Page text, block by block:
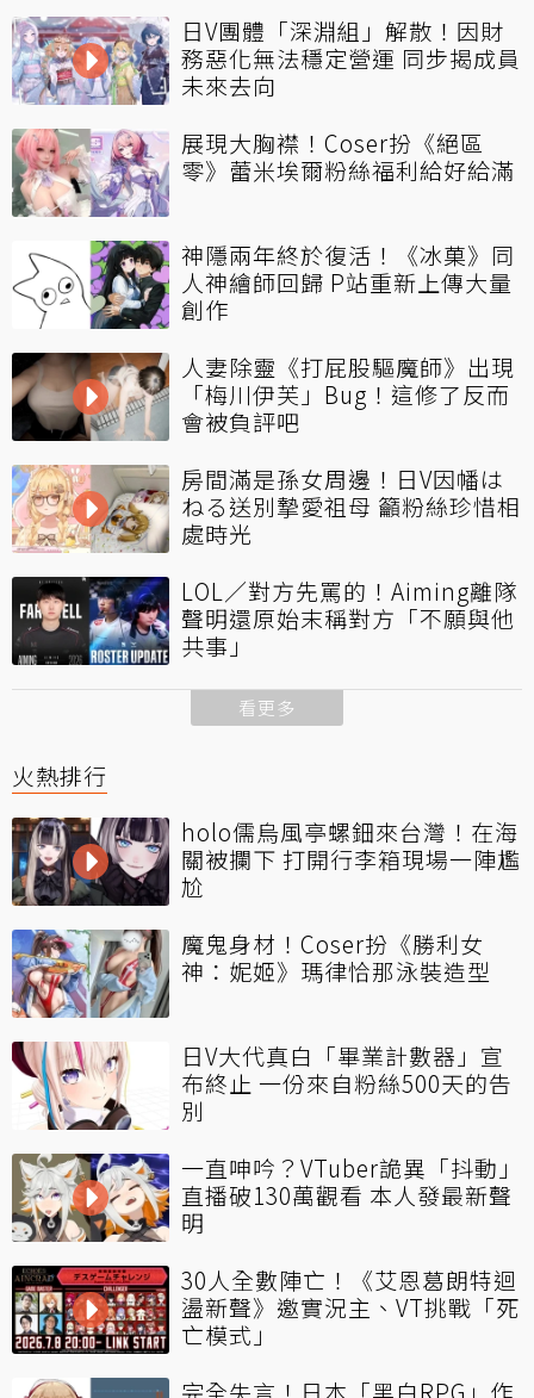
日V團體「深淵組」解散！因財
務惡化無法穩定營運 同步揭成員
未來去向
展現大胸襟！Coser扮《絕區
零》蕾米埃爾粉絲福利給好給滿
神隱兩年終於復活！《冰菓》同
人神繪師回歸 P站重新上傳大量
創作
人妻除靈《打屁股驅魔師》出現
「梅川伊芙」Bug！這修了反而
會被負評吧
房間滿是孫女周邊！日V因幡は
ねる送別摯愛祖母 籲粉絲珍惜相
處時光
LOL／對方先罵的！Aiming離隊
聲明還原始末稱對方「不願與他
共事」
看更多
火熱排行
holo儒烏風亭螺鈿來台灣！在海
關被攔下 打開行李箱現場一陣尷
尬
魔鬼身材！Coser扮《勝利女
神：妮姬》瑪律恰那泳裝造型
日V大代真白「畢業計數器」宣
布終止 一份來自粉絲500天的告
別
一直呻吟？VTuber詭異「抖動」
直播破130萬觀看 本人發最新聲
明
30人全數陣亡！《艾恩葛朗特迴
盪新聲》邀實況主、VT挑戰「死
亡模式」
完全失言！日本「黑白RPG」作